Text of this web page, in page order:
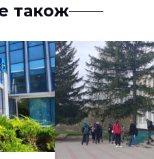
також